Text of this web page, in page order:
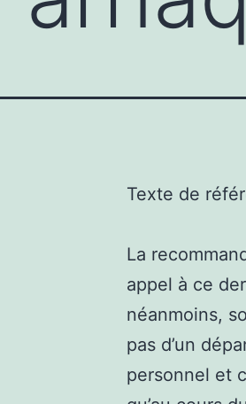
Texte de
La
appel à ce
néanmoins,
pas d’un
personnel et